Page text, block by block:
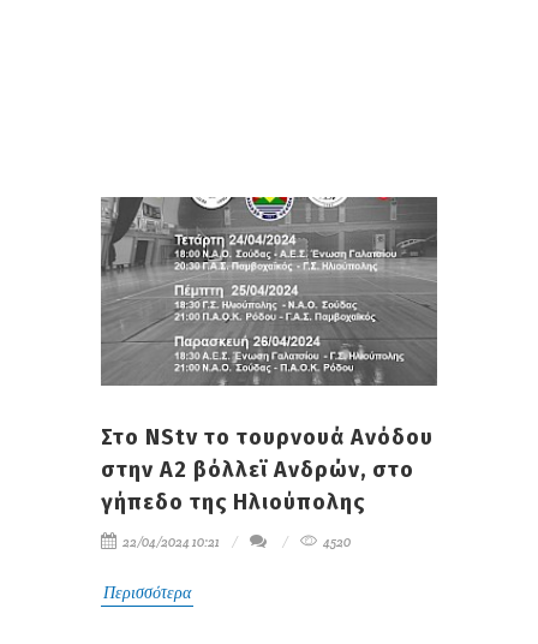
Στο NStv το τουρνουά Ανόδου
στην Α2 βόλλεϊ Ανδρών, στο
γήπεδο της Ηλιούπολης
22/04/2024 10:21 4520
Περισσότερα